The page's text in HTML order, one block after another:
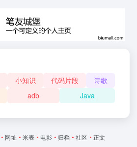
小知识 代码片段
诗歌
adb Java
• 网址 • 米表 • 电影 • 归档 • 社区 • 正文